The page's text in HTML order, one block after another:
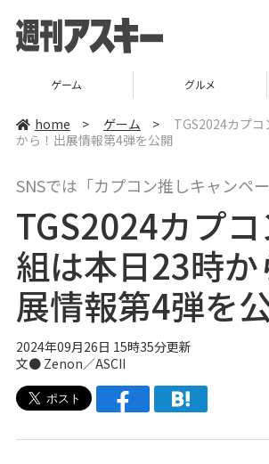
ゲーム グルメ
home > ゲーム >
TGS2024カプ
から！出展情報第4弾を公開
SNSでは「カプコン推しキャンペ
TGS2024カプ
組は本日23時か
展情報第4弾を
2024年09月26日 15時35分更新
文● Zenon／ASCII